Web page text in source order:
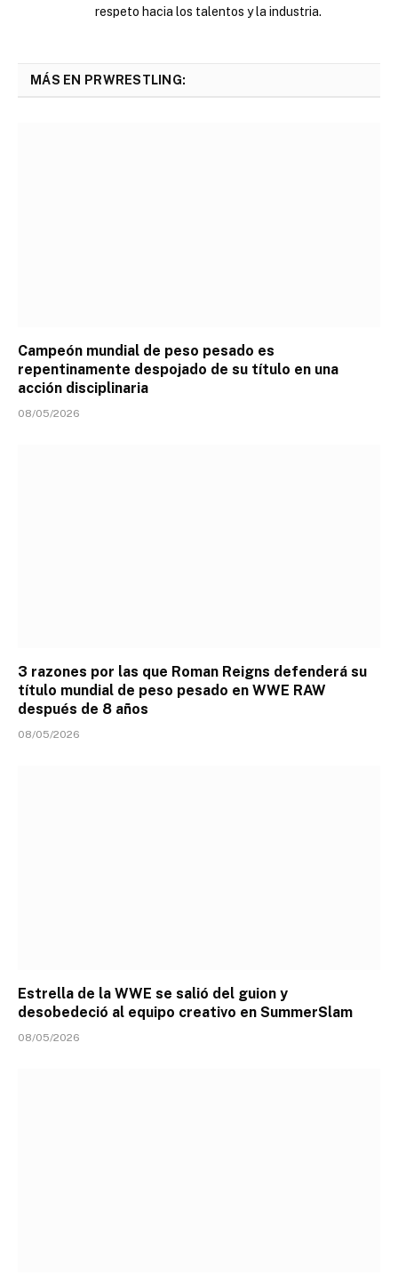
respeto hacia los talentos y la industria.
MÁS EN PRWRESTLING:
Campeón mundial de peso pesado es
repentinamente despojado de su título en una
acción disciplinaria
08/05/2026
3 razones por las que Roman Reigns defenderá su
título mundial de peso pesado en WWE RAW
después de 8 años
08/05/2026
Estrella de la WWE se salió del guion y
desobedeció al equipo creativo en SummerSlam
08/05/2026